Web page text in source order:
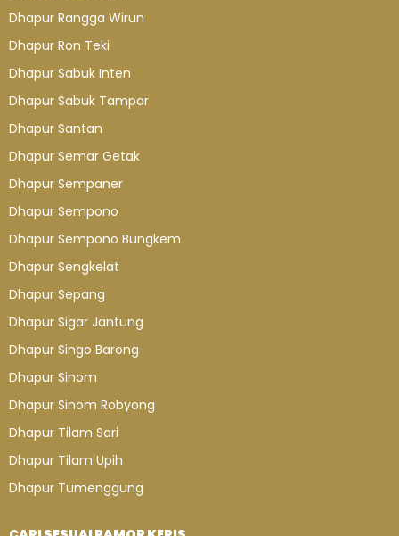
Dhapur Rangga Wirun
Dhapur Ron Teki
Dhapur Sabuk Inten
Dhapur Sabuk Tampar
Dhapur Santan
Dhapur Semar Getak
Dhapur Sempaner
Dhapur Sempono
Dhapur Sempono Bungkem
Dhapur Sengkelat
Dhapur Sepang
Dhapur Sigar Jantung
Dhapur Singo Barong
Dhapur Sinom
Dhapur Sinom Robyong
Dhapur Tilam Sari
Dhapur Tilam Upih
Dhapur Tumenggung